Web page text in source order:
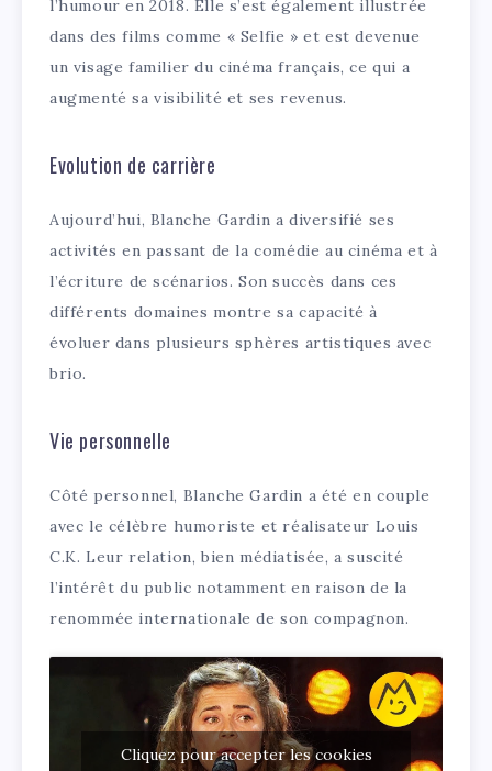
l’humour en 2018. Elle s’est également illustrée
dans des films comme « Selfie » et est devenue
un visage familier du cinéma français, ce qui a
augmenté sa visibilité et ses revenus.
Evolution de carrière
Aujourd’hui, Blanche Gardin a diversifié ses
activités en passant de la comédie au cinéma et à
l’écriture de scénarios. Son succès dans ces
différents domaines montre sa capacité à
évoluer dans plusieurs sphères artistiques avec
brio.
Vie personnelle
Côté personnel, Blanche Gardin a été en couple
avec le célèbre humoriste et réalisateur Louis
C.K. Leur relation, bien médiatisée, a suscité
l’intérêt du public notamment en raison de la
renommée internationale de son compagnon.
Cliquez pour accepter les cookies